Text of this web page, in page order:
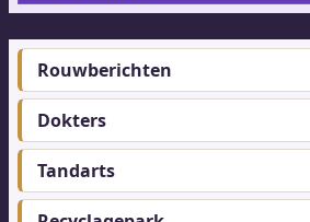
Footer-
menu
Rouwberichten
Dokters
Tandarts